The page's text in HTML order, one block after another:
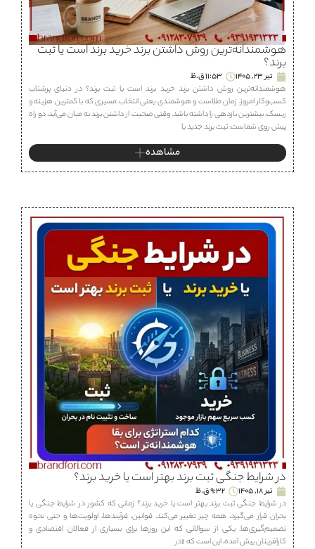
هوشمندانه‌ترین روش داشتن برند خرید برند است یا ثبت
برند؟
تیر 23, 1405
11:53 ق.ظ
هوشمندانه‌ترین روش داشتن برند خرید برند است یا ثبت برند؟ در دنیای پرشتاب
کسب‌وکار امروز، زمان طلاست و هوشمندی یعنی انتخاب مسیری که با کمترین هزینه و
ریسک، بیشترین بازدهی را داشته باشد. وقتی صحبت از داشتن برند به میان می‌آید، دو راه
پیش روی شماست: ثبت برند جدید یا
مشاهده
در شرایط جنگی ثبت برند بهتر است یا خرید برند؟
تیر 18, 1405
9:32 ق.ظ
در شرایط جنگی ثبت برند بهتر است یا خرید برند؟ زمانی که کشور در شرایط جنگی یا
بحران قرار می‌گیرد، همه چیز تغییر می‌کند. قوانین، فرآیندها، اولویت‌ها و حتی نحوه
تصمیم‌گیری‌ها. یکی از سوالاتی که این روزها برای بسیاری از فعالان اقتصادی و
کارآفرینان پیش آمده، این است که «در